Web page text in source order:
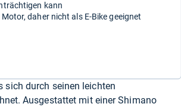
kann
Motor, daher nicht als E-Bike geeignet
sich durch seinen leichten
Ausgestattet mit einer Shimano